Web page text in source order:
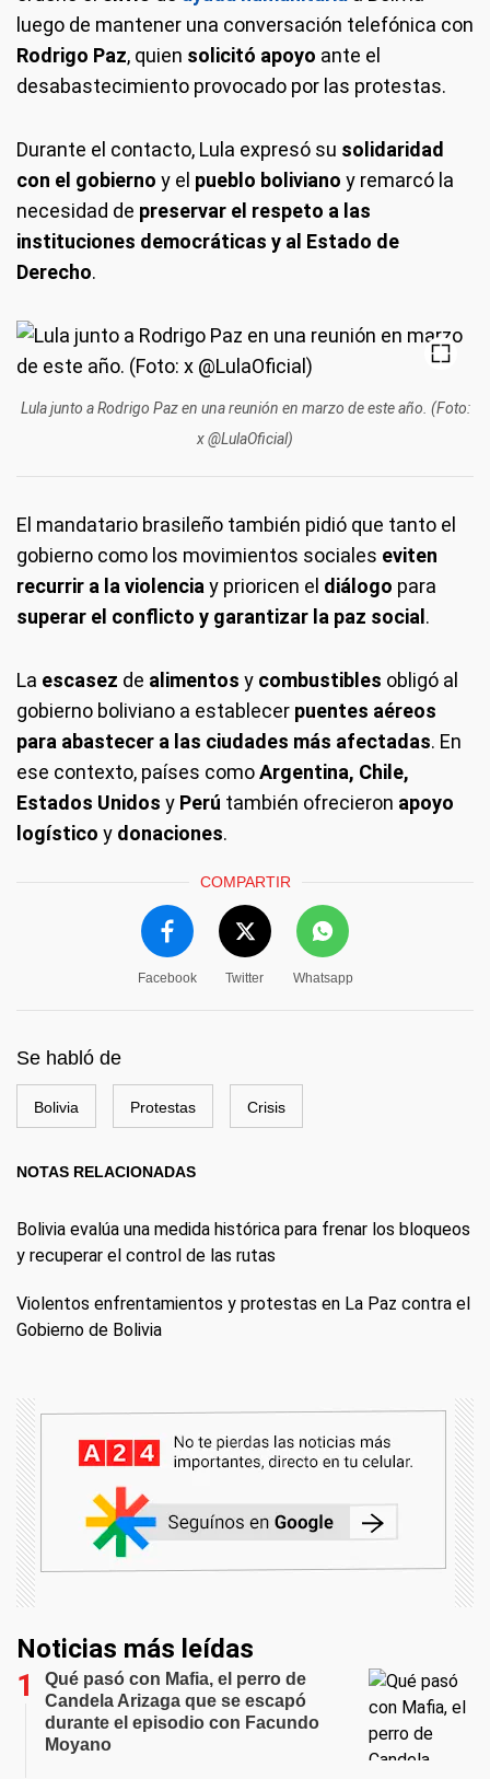
luego de mantener una conversación telefónica con
Rodrigo Paz, quien solicitó apoyo ante el
desabastecimiento provocado por las protestas.
Durante el contacto, Lula expresó su solidaridad
con el gobierno y el pueblo boliviano y remarcó la
necesidad de preservar el respeto a las
instituciones democráticas y al Estado de
Derecho.
Lula junto a Rodrigo Paz en una reunión en marzo de este año. (Foto:
x @LulaOficial)
El mandatario brasileño también pidió que tanto el
gobierno como los movimientos sociales eviten
recurrir a la violencia y prioricen el diálogo para
superar el conflicto y garantizar la paz social.
La escasez de alimentos y combustibles obligó al
gobierno boliviano a establecer puentes aéreos
para abastecer a las ciudades más afectadas. En
ese contexto, países comoArgentina, Chile,
Estados Unidos y Perú también ofrecieron apoyo
logístico y donaciones.
COMPARTIR
Facebook Twitter Whatsapp
Se habló de
Bolivia Protestas Crisis
NOTAS RELACIONADAS
Bolivia evalúa una medida histórica para frenar los bloqueos
y recuperar el control de las rutas
Violentos enfrentamientos y protestas en La Paz contra el
Gobierno de Bolivia
Noticias más leídas
Qué pasó con Mafia, el perro de
Candela Arizaga que se escapó
durante el episodio con Facundo
Moyano